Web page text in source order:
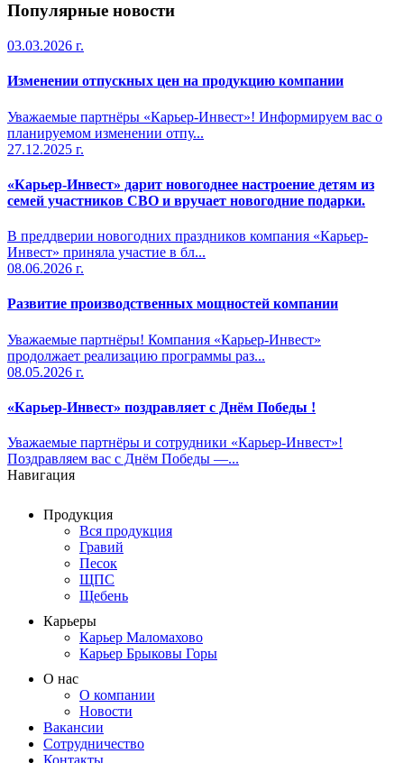
Популярные новости
03.03.2026 г.
Изменении отпускных цен на продукцию компании
Уважаемые партнёры «Карьер-Инвест»! Информируем вас о
планируемом изменении отпу...
27.12.2025 г.
«Карьер-Инвест» дарит новогоднее настроение детям из
семей участников СВО и вручает новогодние подарки.
В преддверии новогодних праздников компания «Карьер-
Инвест» приняла участие в бл...
08.06.2026 г.
Развитие производственных мощностей компании
Уважаемые партнёры! Компания «Карьер-Инвест»
продолжает реализацию программы раз...
08.05.2026 г.
«Карьер-Инвест» поздравляет с Днём Победы !
Уважаемые партнёры и сотрудники «Карьер-Инвест»!
Поздравляем вас с Днём Победы —...
Навигация
Продукция
Вся продукция
Гравий
Песок
ЩПС
Щебень
Карьеры
Карьер Маломахово
Карьер Брыковы Горы
О нас
О компании
Новости
Вакансии
Сотрудничество